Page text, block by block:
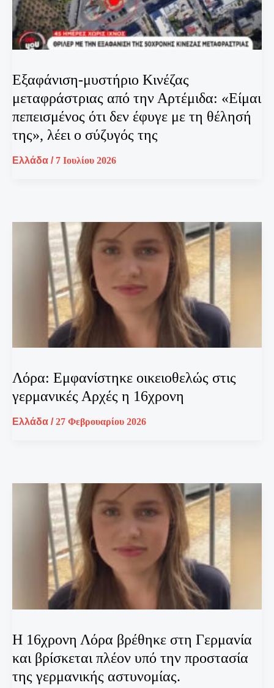
Εξαφάνιση-μυστήριο Κινέζας
μεταφράστριας από την Αρτέμιδα: «Είμαι
πεπεισμένος ότι δεν έφυγε με τη θέλησή
της», λέει ο σύζυγός της
Ελλάδα / 7 Ιουλίου 2026
Λόρα: Εμφανίστηκε οικειοθελώς στις
γερμανικές Αρχές η 16χρονη
Ελλάδα /27 Φεβρουαρίου 2026
Η 16χρονη Λόρα βρέθηκε στη Γερμανία
και βρίσκεται πλέον υπό την προστασία
της γερμανικής αστυνομίας.